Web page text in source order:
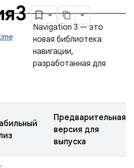
Navigation 3 — это
новая библиотека
навигации,
разработанная для
Предварительная
версия для
выпуска